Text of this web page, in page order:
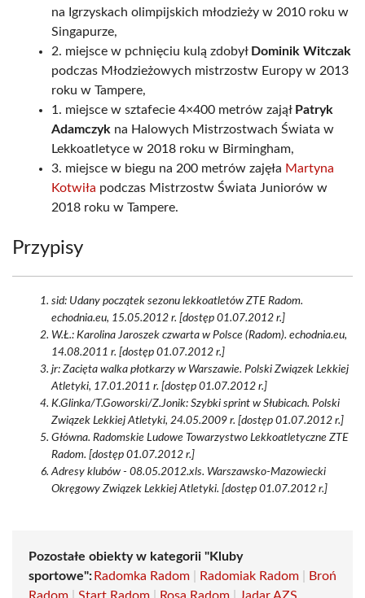
na Igrzyskach olimpijskich młodzieży w 2010 roku w
Singapurze,
2. miejsce w pchnięciu kulą zdobył Dominik Witczak
podczas Młodzieżowych mistrzostw Europy w 2013
roku w Tampere,
1. miejsce w sztafecie 4×400 metrów zajął Patryk
Adamczyk na Halowych Mistrzostwach Świata w
Lekkoatletyce w 2018 roku w Birmingham,
3. miejsce w biegu na 200 metrów zajęła Martyna
Kotwiła podczas Mistrzostw Świata Juniorów w
2018 roku w Tampere.
Przypisy
sid: Udany początek sezonu lekkoatletów ZTE Radom.
echodnia.eu, 15.05.2012 r. [dostęp 01.07.2012 r.]
W.Ł.: Karolina Jaroszek czwarta w Polsce (Radom). echodnia.eu,
14.08.2011 r. [dostęp 01.07.2012 r.]
jr: Zacięta walka płotkarzy w Warszawie. Polski Związek Lekkiej
Atletyki, 17.01.2011 r. [dostęp 01.07.2012 r.]
K.Glinka/T.Goworski/Z.Jonik: Szybki sprint w Słubicach. Polski
Związek Lekkiej Atletyki, 24.05.2009 r. [dostęp 01.07.2012 r.]
Główna. Radomskie Ludowe Towarzystwo Lekkoatletyczne ZTE
Radom. [dostęp 01.07.2012 r.]
Adresy klubów - 08.05.2012.xls. Warszawsko-Mazowiecki
Okręgowy Związek Lekkiej Atletyki. [dostęp 01.07.2012 r.]
Pozostałe obiekty w kategorii "Kluby
sportowe": Radomka Radom Radomiak Radom
Broń